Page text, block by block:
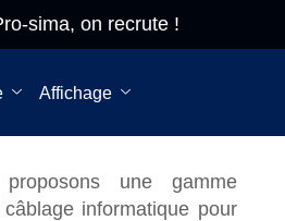
recrute!
sima, on recrute !
Affichage
une gamme
informatique pour